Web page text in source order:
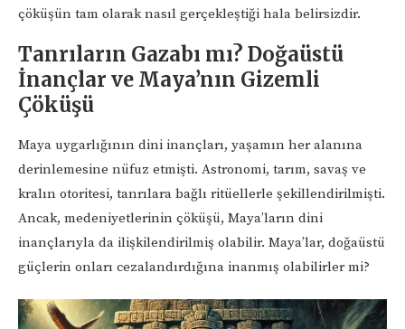
çöküşün tam olarak nasıl gerçekleştiği hala belirsizdir.
Tanrıların Gazabı mı? Doğaüstü
İnançlar ve Maya’nın Gizemli
Çöküşü
Maya uygarlığının dini inançları, yaşamın her alanına
derinlemesine nüfuz etmişti. Astronomi, tarım, savaş ve
kralın otoritesi, tanrılara bağlı ritüellerle şekillendirilmişti.
Ancak, medeniyetlerinin çöküşü, Maya’ların dini
inançlarıyla da ilişkilendirilmiş olabilir. Maya’lar, doğaüstü
güçlerin onları cezalandırdığına inanmış olabilirler mi?